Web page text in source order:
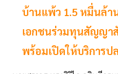
บ้านแพ้ว 1.5 หมื่นล้า
เอกชนร่วมทุนสัญญา
พร้อมเปิดให้บริการป